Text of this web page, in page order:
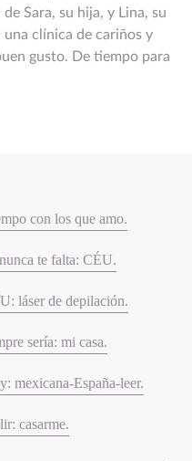
Sara, su hija, y Lina, su
clínica de cariños y
gusto. De tiempo para
con los que amo.
te falta: CÉU.
láser de depilación.
sería: mi casa.
mexicana-España-leer.
casarme.